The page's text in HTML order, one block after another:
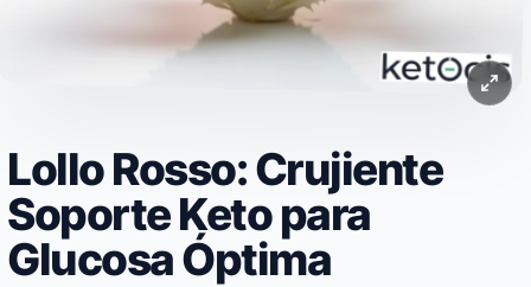
Lollo Rosso: Crujiente
Soporte Keto para
Glucosa Óptima